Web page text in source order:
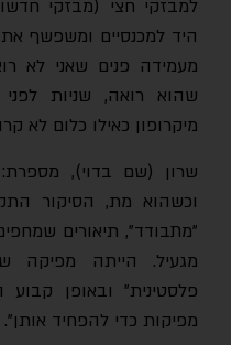
למבזקי חצי (מבזקי
היד למכנסיים ומשפשף את
מעמידה פנים שאני לא
שהוא רואה, שניות לפני
מיקרופון כאילו כלום לא קרה".
שרון (שם בדוי), מספרת:
וכשהוא מת, הסיקור
"מתבודד", תיאורים שמחפים
מגעיל. הייתה מפיקה
פלסטינית" ובאופן קבוע
מפיקות כדי להפחיד אותן".